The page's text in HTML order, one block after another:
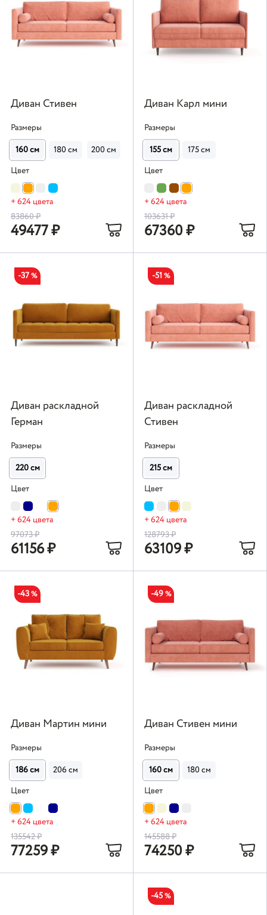
Диван Стивен
Размеры
160 см
180 см 200 см
215 см
Цвет
+ 624 цвета
83860₽
49477₽
Диван Карл мини
Размеры
155 см
175 см
Цвет
+ 624 цвета
103631₽
67360₽
-37 %
Диван раскладной
Герман
Размеры
220 см
Цвет
+ 624 цвета
97073₽
61156₽
-51 %
Диван раскладной
Стивен
Размеры
215 см
Цвет
+ 624 цвета
128793₽
63109₽
-43%
Диван Мартин мини
Размеры
186 см
206 см
Цвет
+ 624 цвета
135542₽
77259₽
-49 %
Диван Стивен мини
Размеры
160 см
180 см
Цвет
+ 624 цвета
145588₽
74250₽
-45%